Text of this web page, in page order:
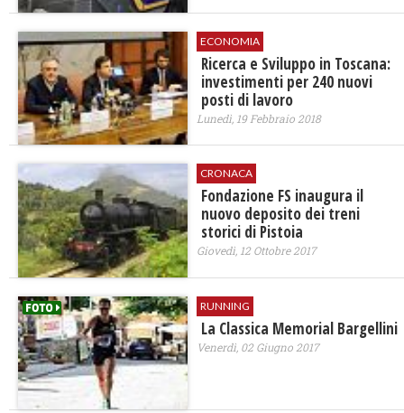
ECONOMIA
Ricerca e Sviluppo in Toscana:
investimenti per 240 nuovi
posti di lavoro
Lunedì, 19 Febbraio 2018
CRONACA
Fondazione FS inaugura il
nuovo deposito dei treni
storici di Pistoia
Giovedì, 12 Ottobre 2017
RUNNING
La Classica Memorial Bargellini
Venerdì, 02 Giugno 2017